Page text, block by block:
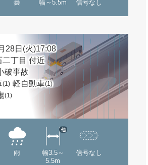
曇 幅～5.5m 信号なし
28日(火)17:08
二丁目 付近
破事故
(1) 軽自動車(1)
(1)
雨
幅3.5～
5.5m
他
信号なし